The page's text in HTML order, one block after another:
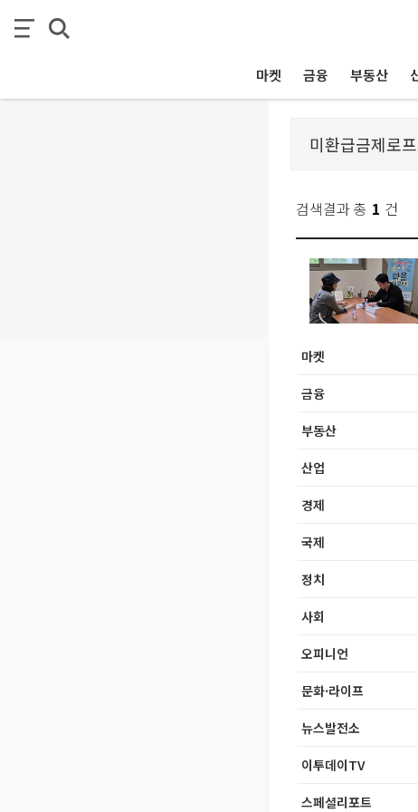
마켓 금융 부동산
검색결과 총 1 건
마켓
금융
부동산
산업
경제
국제
정치
사회
오피니언
문화·라이프
뉴스발전소
이투데이TV
스페셜리포트